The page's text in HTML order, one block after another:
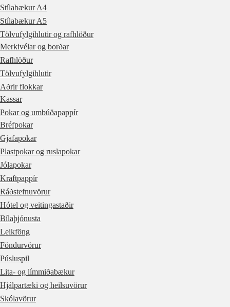
Stílabækur A4
Stílabækur A5
Tölvufylgihlutir og rafhlöður
Merkivélar og borðar
Rafhlöður
Tölvufylgihlutir
Aðrir flokkar
Kassar
Pokar og umbúðapappír
Bréfpokar
Gjafapokar
Plastpokar og ruslapokar
Jólapokar
Kraftpappír
Ráðstefnuvörur
Hótel og veitingastaðir
Bílaþjónusta
Leikföng
Föndurvörur
Púsluspil
Lita- og límmiðabækur
Hjálpartæki og heilsuvörur
Skólavörur